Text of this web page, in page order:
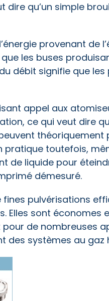
dire qu’un simple
provenant de
les buses
débit signifie que
appel aux
ce qui veut dire
pratique toutefois,
liquide pour
démesuré.
pulvérisations
Elles sont économes
de nombreuses
des systèmes au gaz